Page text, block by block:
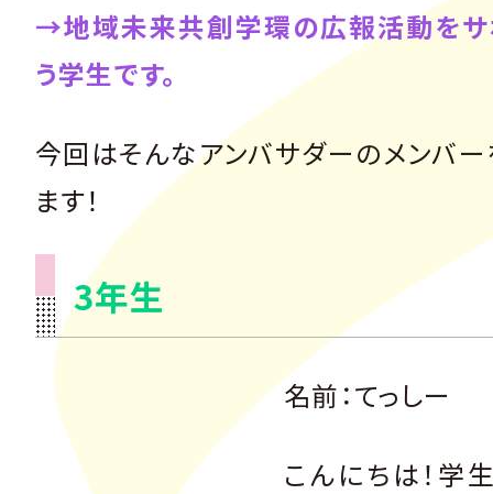
→地域未来共創学環の広報活動をサ
う学生です。
今回はそんなアンバサダーのメンバ
ます！
3年生
名前：てっしー
こんにちは！学